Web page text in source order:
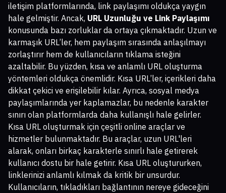
iletişim platformlarında, link paylaşımı oldukça yaygın
hale gelmiştir. Ancak, URL Uzunluğu ve Link Paylaşımı
konusunda bazı zorluklar da ortaya çıkmaktadır. Uzun ve
karmaşık URL’ler, hem paylaşım sırasında anlaşılmayı
zorlaştırır hem de kullanıcıların tıklama isteğini
azaltabilir. Bu yüzden, kısa ve anlamlı URL oluşturma
yöntemleri oldukça önemlidir. Kısa URL’ler, içerikleri daha
dikkat çekici ve erişilebilir kılar. Ayrıca, sosyal medya
paylaşımlarında yer kaplamazlar, bu nedenle karakter
sınırı olan platformlarda daha kullanışlı hale gelirler.
Kısa URL oluşturmak için çeşitli online araçlar ve
hizmetler bulunmaktadır. Bu araçlar, uzun URL'leri
alarak, onları birkaç karakterle sınırlı hale getirerek
kullanıcı dostu bir hale getirir. Kısa URL oluştururken,
linklerinizi anlamlı kılmak da kritik bir unsurdur.
Kullanıcıların, tıkladıkları bağlantının nereye gideceğini